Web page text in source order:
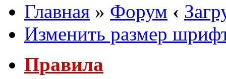
Главная » Форум ‹
Изменить размер
Правила